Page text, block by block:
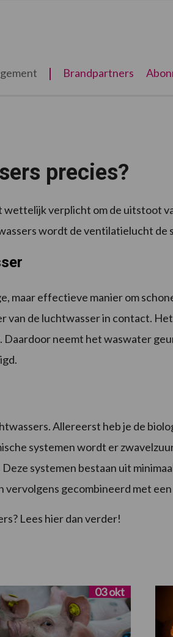
Brandpartners
precies?
verplicht om de uitstoot
wordt de ventilatielucht de
maar effectieve manier om
van de luchtwasser in contact.
neemt het waswater
Allereerst heb je de
systemen wordt er
systemen bestaan uit
vervolgens gecombineerd met
Lees hier dan verder!
03 okt